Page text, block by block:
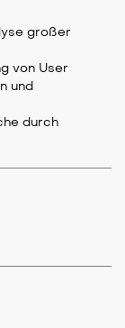
großer
von User
und
durch